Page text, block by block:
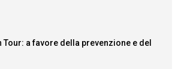
a favore della prevenzione e del